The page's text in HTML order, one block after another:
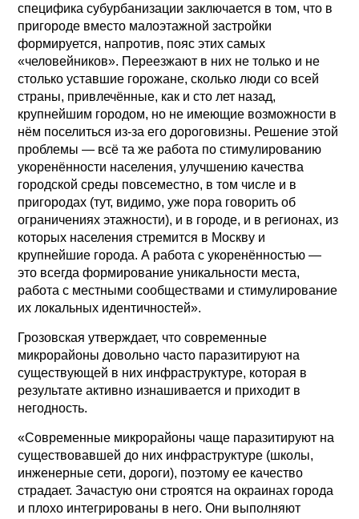
специфика субурбанизации заключается в том, что в
пригороде вместо малоэтажной застройки
формируется, напротив, пояс этих самых
«человейников». Переезжают в них не только и не
столько уставшие горожане, сколько люди со всей
страны, привлечённые, как и сто лет назад,
крупнейшим городом, но не имеющие возможности в
нём поселиться из-за его дороговизны. Решение этой
проблемы — всё та же работа по стимулированию
укоренённости населения, улучшению качества
городской среды повсеместно, в том числе и в
пригородах (тут, видимо, уже пора говорить об
ограничениях этажности), и в городе, и в регионах, из
которых населения стремится в Москву и
крупнейшие города. А работа с укоренённостью —
это всегда формирование уникальности места,
работа с местными сообществами и стимулирование
их локальных идентичностей».
Грозовская утверждает, что современные
микрорайоны довольно часто паразитируют на
существующей в них инфраструктуре, которая в
результате активно изнашивается и приходит в
негодность.
«Современные микрорайоны чаще паразитируют на
существовавшей до них инфраструктуре (школы,
инженерные сети, дороги), поэтому ее качество
страдает. Зачастую они строятся на окраинах города
и плохо интегрированы в него. Они выполняют